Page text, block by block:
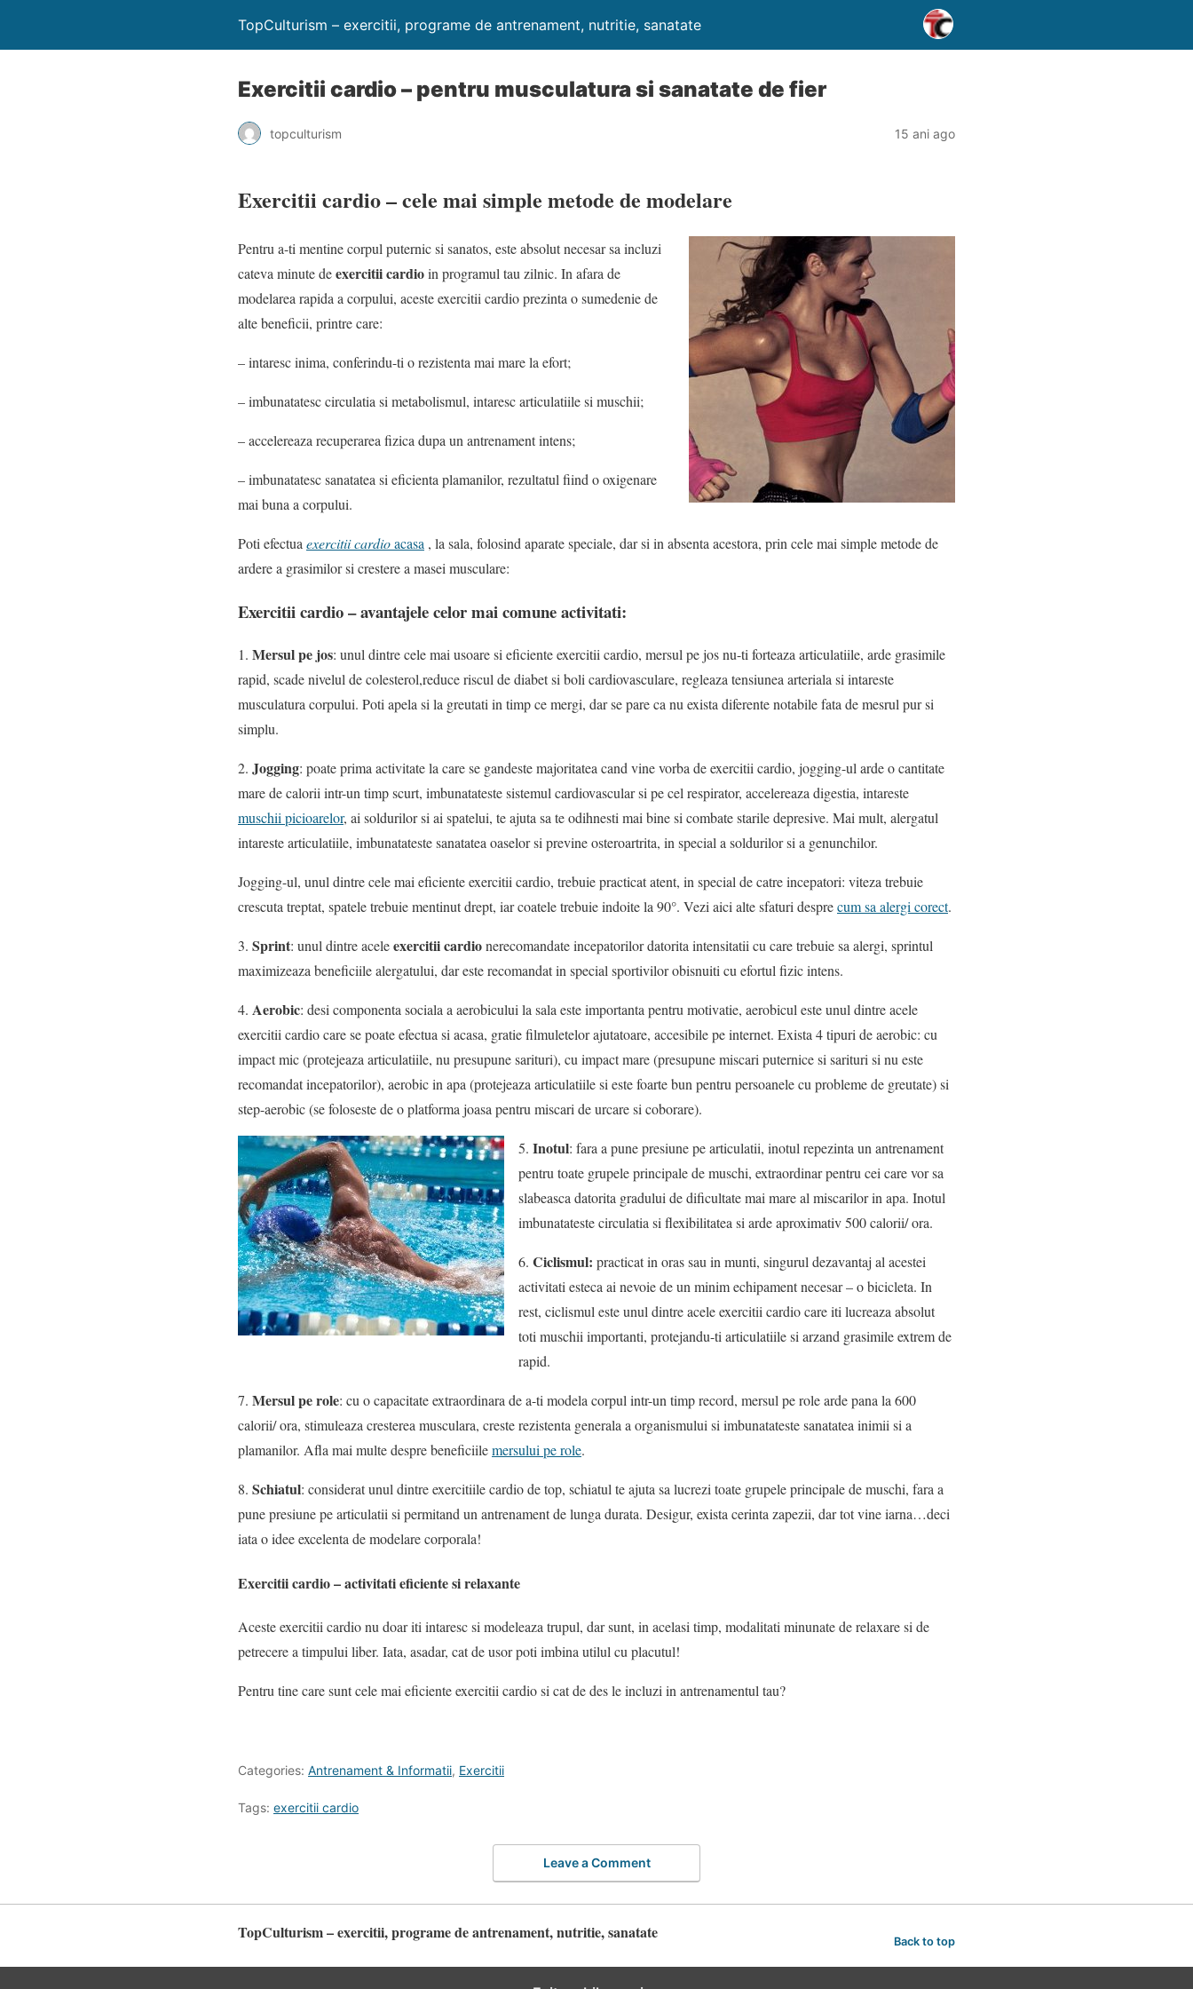
TopCulturism – exercitii, programe de antrenament, nutritie, sanatate
Exercitii cardio – pentru musculatura si sanatate de fier
topculturism 15 ani ago
Exercitii cardio – cele mai simple metode de modelare
Pentru a-ti mentine corpul puternic si sanatos, este absolut necesar sa incluzi
cateva minute deexercitii cardioin programul tau zilnic. In afara de
modelarea rapida a corpului, aceste exercitii cardio prezinta o sumedenie de
alte beneficii, printre care:
– intaresc inima, conferindu-ti o rezistenta mai mare la efort;
– imbunatatesc circulatia si metabolismul, intaresc articulatiile si muschii;
– accelereaza recuperarea fizica dupa un antrenament intens;
– imbunatatesc sanatatea si eficienta plamanilor, rezultatul fiind o oxigenare
mai buna a corpului.
Poti efectua exercitii cardioacasa , la sala, folosind aparate speciale, dar si in absenta acestora, prin cele mai simple metode de
ardere a grasimilor si crestere a masei musculare:
Exercitii cardio – avantajele celor mai comune activitati:
1. Mersul pe jos: unul dintre cele mai usoare si eficienteexercitii cardio, mersul pe jos nu-ti forteaza articulatiile, arde grasimile
rapid, scade nivelul de colesterol,reduce riscul de diabet si boli cardiovasculare, regleaza tensiunea arteriala si intareste
musculatura corpului. Poti apela si la greutati in timp ce mergi, dar se pare ca nu exista diferente notabile fata de mesrul pur si
simplu.
2. Jogging: poate prima activitate la care se gandeste majoritatea cand vine vorba de exercitii cardio, jogging-ul arde o cantitate
mare de calorii intr-un timp scurt, imbunatateste sistemul cardiovascular si pe cel respirator, accelereaza digestia, intareste
muschii picioarelor, ai soldurilor si ai spatelui, te ajuta sa te odihnesti mai bine si combate starile depresive. Mai mult, alergatul
intareste articulatiile, imbunatateste sanatatea oaselor si previne osteroartrita, in special a soldurilor si a genunchilor.
Jogging-ul, unul dintre cele mai eficiente exercitii cardio, trebuie practicat atent, in special de catre incepatori: viteza trebuie
crescuta treptat, spatele trebuie mentinut drept, iar coatele trebuie indoite la 90°. Vezi aici alte sfaturi desprecum sa alergi corect.
3. Sprint: unul dintre aceleexercitii cardionerecomandate incepatorilor datorita intensitatii cu care trebuie sa alergi, sprintul
maximizeaza beneficiile alergatului, dar este recomandat in special sportivilor obisnuiti cu efortul fizic intens.
4. Aerobic: desi componenta sociala a aerobicului la sala este importanta pentru motivatie, aerobicul este unul dintre acele
exercitii cardio care se poate efectua si acasa, gratie filmuletelor ajutatoare, accesibile pe internet. Exista 4 tipuri de aerobic: cu
impact mic (protejeaza articulatiile, nu presupune sarituri), cu impact mare (presupune miscari puternice si sarituri si nu este
recomandat incepatorilor), aerobic in apa (protejeaza articulatiile si este foarte bun pentru persoanele cu probleme de greutate) si
step-aerobic (se foloseste de o platforma joasa pentru miscari de urcare si coborare).
5. Inotul: fara a pune presiune pe articulatii, inotul repezinta un antrenament
pentru toate grupele principale de muschi, extraordinar pentru cei care vor sa
slabeasca datorita gradului de dificultate mai mare al miscarilor in apa. Inotul
imbunatateste circulatia si flexibilitatea si arde aproximativ 500 calorii/ ora.
6. Ciclismul: practicat in oras sau in munti, singurul dezavantaj al acestei
activitati esteca ai nevoie de un minim echipament necesar – o bicicleta. In
rest, ciclismul este unul dintre acele exercitii cardio care iti lucreaza absolut
toti muschii importanti, protejandu-ti articulatiile si arzand grasimile extrem de
rapid.
7. Mersul pe role: cu o capacitate extraordinara de a-ti modela corpul intr-un timp record, mersul pe role arde pana la 600
calorii/ ora, stimuleaza cresterea musculara, creste rezistenta generala a organismului si imbunatateste sanatatea inimii si a
plamanilor. Afla mai multe despre beneficiilemersului pe role.
8. Schiatul: considerat unul dintre exercitiile cardio de top, schiatul te ajuta sa lucrezi toate grupele principale de muschi, fara a
pune presiune pe articulatii si permitand un antrenament de lunga durata. Desigur, exista cerinta zapezii, dar tot vine iarna…deci
iata o idee excelenta de modelare corporala!
Exercitii cardio – activitati eficiente si relaxante
Aceste exercitii cardio nu doar iti intaresc si modeleaza trupul, dar sunt, in acelasi timp, modalitati minunate de relaxare si de
petrecere a timpului liber. Iata, asadar, cat de usor poti imbina utilul cu placutul!
Pentru tine care sunt cele mai eficiente exercitii cardio si cat de des le incluzi in antrenamentul tau?
Categories: Antrenament & Informatii, Exercitii
Tags: exercitii cardio
Leave a Comment
TopCulturism – exercitii, programe de antrenament, nutritie, sanatate Back to top